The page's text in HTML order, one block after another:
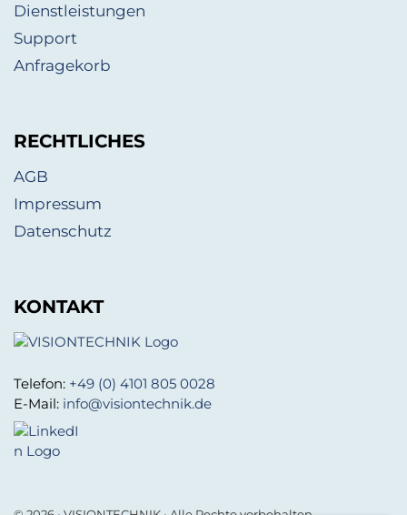
Dienstleistungen
Support
Anfragekorb
RECHTLICHES
AGB
Impressum
Datenschutz
KONTAKT
Telefon: +49 (0) 4101 805 0028
E-Mail: info@visiontechnik.de